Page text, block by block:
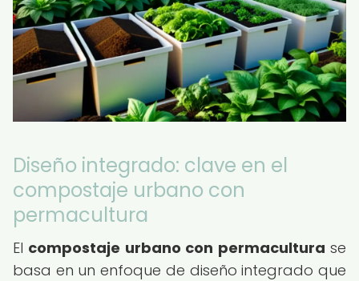
Diseño integrado: clave en el
compostaje urbano con
permacultura
El compostaje urbano con permacultura se
basa en un enfoque de diseño integrado que